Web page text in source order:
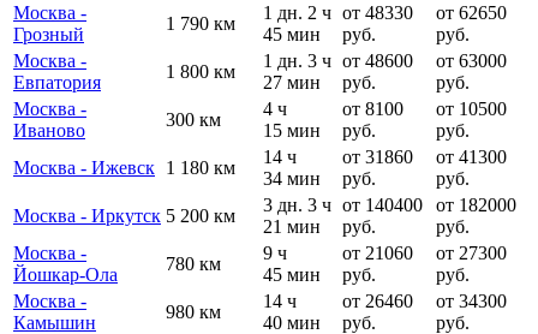
Москва -
Грозный
1 790 км
1 дн. 2 ч
45 мин
от 48330
руб.
от 62650
руб.
Москва -
Евпатория
1 800 км
1 дн. 3 ч
27 мин
от 48600
руб.
от 63000
руб.
Москва -
Иваново
300 км
4 ч
15 мин
от 8100
руб.
от 10500
руб.
Москва - Ижевск 1 180 км
14 ч
34 мин
от 31860
руб.
от 41300
руб.
Москва - Иркутск 5 200 км
3 дн. 3 ч
21 мин
от 140400
руб.
от 182000
руб.
Москва -
Йошкар-Ола
780 км
9 ч
45 мин
от 21060
руб.
от 27300
руб.
Москва -
Камышин
980 км
14 ч
40 мин
от 26460
руб.
от 34300
руб.